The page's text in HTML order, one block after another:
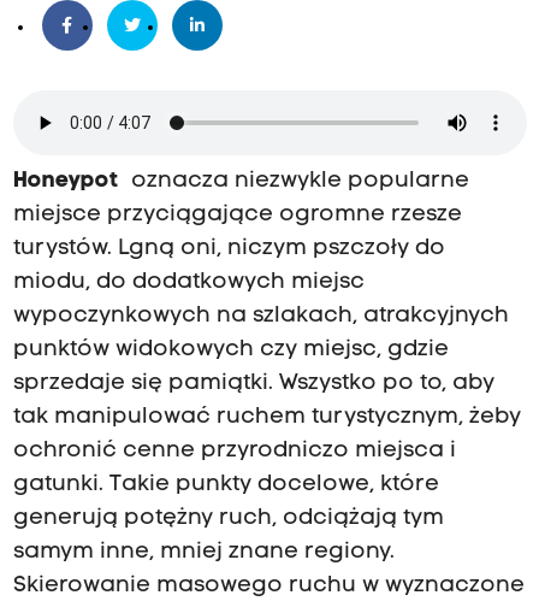
Honeypot oznacza niezwykle popularne
miejsce przyciągające ogromne rzesze
turystów. Lgną oni, niczym pszczoły do
miodu, do dodatkowych miejsc
wypoczynkowych na szlakach, atrakcyjnych
punktów widokowych czy miejsc, gdzie
sprzedaje się pamiątki. Wszystko po to, aby
tak manipulować ruchem turystycznym, żeby
ochronić cenne przyrodniczo miejsca i
gatunki. Takie punkty docelowe, które
generują potężny ruch, odciążają tym
samym inne, mniej znane regiony.
Skierowanie masowego ruchu w wyznaczone